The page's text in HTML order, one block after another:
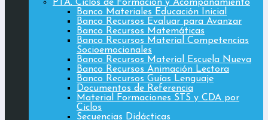
PTA. Ciclos de Formación y Acompañamiento
Banco Materiales Educación Inicial
Banco Recursos Evaluar para Avanzar
Banco Recursos Matemáticas
Banco Recursos Material Competencias
Socioemocionales
Banco Recursos Material Escuela Nueva
Banco Recursos Animación Lectora
Banco Recursos Guías Lenguaje
Documentos de Referencia
Material Formaciones STS y CDA por
Ciclos
Secuencias Didácticas